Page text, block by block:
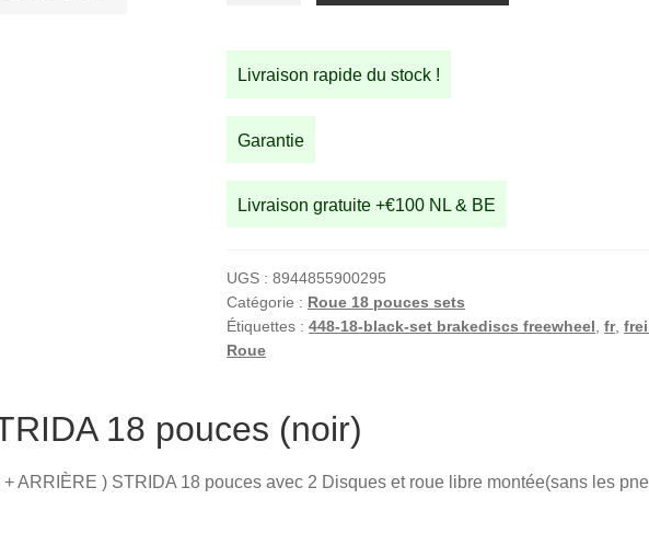
roues
STRIDA
pouces
(noir)
Livraison rapide du stock !
Garantie
Livraison gratuite +€100 NL & BE
UGS :8944855900295
Catégorie : Roue 18 pouces sets
Étiquettes :448-18-black-set brakediscs freewheel ,fr,
Roue
18 pouces (noir)
+ ARRIÈRE ) STRIDA 18 pouces avec 2 Disques et roue libre montée(sans les